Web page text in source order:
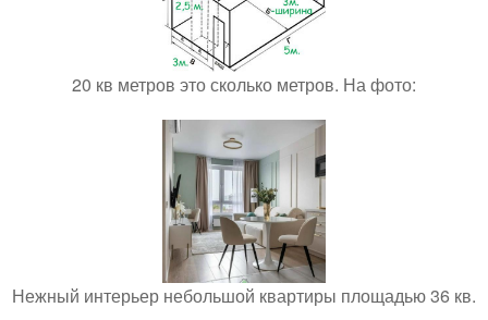
20 кв метров это сколько метров. На фото:
Нежный интерьер небольшой квартиры площадью 36 кв.